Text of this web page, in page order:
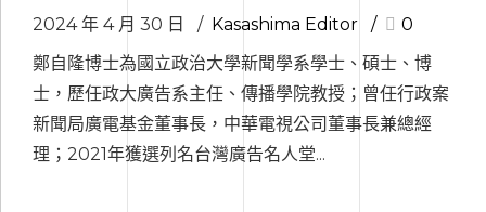
2024 年 4 月 30 日 Kasashima Editor
0
鄭自隆博士為國立政治大學新聞學系學士、碩士、博
士，歷任政大廣告系主任、傳播學院教授；曾任行政案
新聞局廣電基金董事長，中華電視公司董事長兼總經
理；2021年獲選列名台灣廣告名人堂...